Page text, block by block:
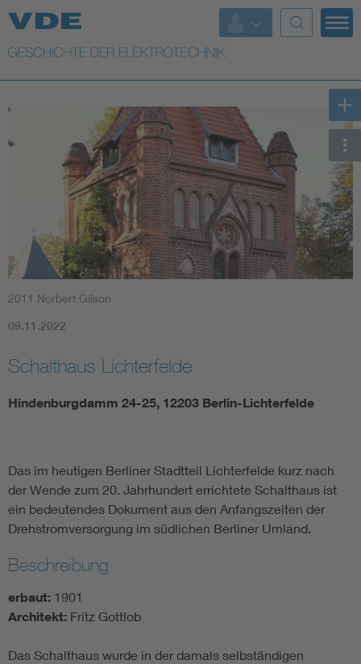
Top Themen
Weitere Themen
2011 Norbert Gilson
09.11.2022
Schalthaus Lichterfelde
Hindenburgdamm 24-25, 12203 Berlin-Lichterfelde
Das im heutigen Berliner Stadtteil Lichterfelde kurz nach
der Wende zum 20. Jahrhundert errichtete Schalthaus ist
ein bedeutendes Dokument aus den Anfangszeiten der
Drehstromversorgung im südlichen Berliner Umland.
Beschreibung
erbaut: 1901
Architekt: Fritz Gottlob
Das Schalthaus wurde in der damals selbständigen